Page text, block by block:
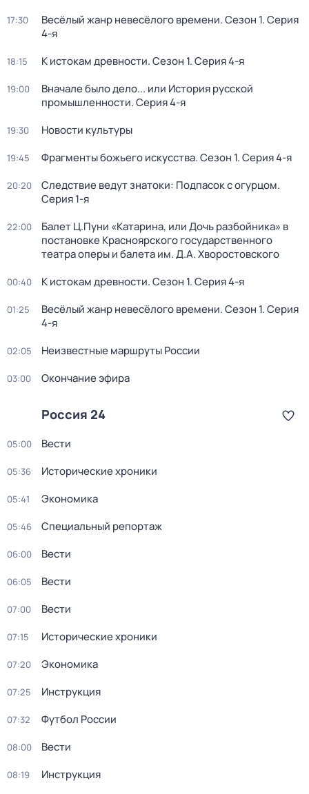
17:30 Весёлый жанр невесёлого времени. Сезон 1. Серия
4-я
18:15 К истокам древности. Сезон 1. Серия 4-я
19:00
Вначале было дело... или История русской
промышленности. Серия 4-я
19:30 Новости культуры
19:45 Фрагменты божьего искусства. Сезон 1. Серия 4-я
20:20 Следствие ведут знатоки: Подпасок с огурцом.
Серия 1-я
22:00
Балет Ц.Пуни «Катарина, или Дочь разбойника» в
постановке Красноярского государственного
театра оперы и балета им. Д.А. Хворостовского
00:40 К истокам древности. Сезон 1. Серия 4-я
01:25 Весёлый жанр невесёлого времени. Сезон 1. Серия
4-я
02:05 Неизвестные маршруты России
03:00 Окончание эфира
Россия 24
05:00 Вести
05:36 Исторические хроники
05:41 Экономика
05:46 Специальный репортаж
06:00 Вести
06:05 Вести
07:00 Вести
07:15 Исторические хроники
07:20 Экономика
07:25 Инструкция
07:32 Футбол России
08:00 Вести
08:19 Инструкция